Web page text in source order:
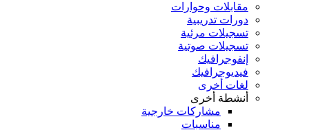
مقابلات وحوارات
دورات تدريبية
تسجيلات مرئية
تسجيلات صوتية
إنفوجرافيك
فيديوجرافيك
لغات أخرى
أنشطة أخرى
مشاركات خارجية
مناسبات